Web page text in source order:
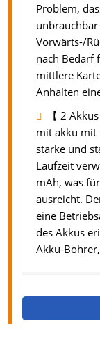
Problem,
Vorwärts-/
nach Bedarf
mittlere
Anhalten
【 2
mit akku mit
starke und
Laufzeit
mAh, was
ausreicht.
eine
des Akkus
Akku-